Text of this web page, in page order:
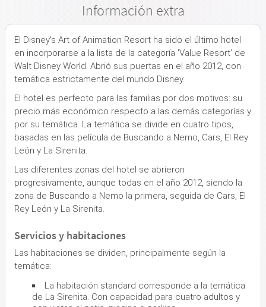
Información extra
El Disney's Art of Animation Resort ha sido el último hotel
en incorporarse a la lista de la categoría 'Value Resort' de
Walt Disney World. Abrió sus puertas en el año 2012, con
temática estrictamente del mundo Disney.
El hotel es perfecto para las familias por dos motivos: su
precio más económico respecto a las demás categorías y
por su temática. La temática se divide en cuatro tipos,
basadas en las película de Buscando a Nemo, Cars, El Rey
León y La Sirenita.
Las diferentes zonas del hotel se abrieron
progresivamente, aunque todas en el año 2012, siendo la
zona de Buscando a Nemo la primera, seguida de Cars, El
Rey León y La Sirenita.
Servicios y habitaciones
Las habitaciones se dividen, principalmente según la
temática:
La habitación standard corresponde a la temática
de La Sirenita. Con capacidad para cuatro adultos y